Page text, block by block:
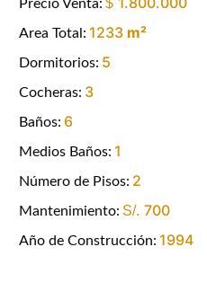
Precio Venta:
Area Total: 1233 m²
Dormitorios: 5
Cocheras: 3
Baños: 6
Medios Baños: 1
Número de Pisos: 2
Mantenimiento: S/. 700
Año de Construcción: 1994